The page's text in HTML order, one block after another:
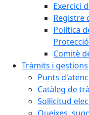
Exercici
Registre
Política
Comitè
Tràmits i gestions
Punts
Catàleg de
Sol·licitud